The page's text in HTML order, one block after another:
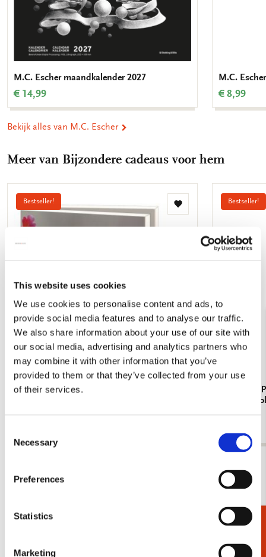
This website uses cookies
We use cookies to personalise content and ads, to
provide social media features and to analyse our traffic.
We also share information about your use of our site with
our social media, advertising and analytics partners who
may combine it with other information that you’ve
provided to them or that they’ve collected from your use
of their services.
Selection
Necessary
Preferences
Statistics
Marketing
M.C. Escher maandkalender 2027
€ 14,99
M.C.
€ 8,99
Bekijk alles van M.C. Escher
Meer van Bijzondere cadeaus voor hem
Bestseller!
Toevoegen
verlanglijst
Kaartenmapje met env, vierkant: Tuinvogels,
Bestseller!
Vermeer,
Andere klanten bekeken ook
Bestseller!
Cadeaukiezer